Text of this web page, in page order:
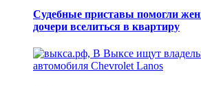
Судебные приставы помогли
дочери вселиться в квартиру